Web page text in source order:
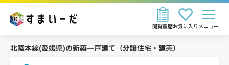
お気に入り
閲覧履歴 メニュー
北陸本線(愛媛県)の新築一戸建て（分譲住宅・建売）